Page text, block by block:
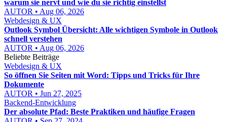
warum sie nervt und wie du sie richtig einstellst
AUTOR • Aug 06, 2026
Webdesign & UX
Outlook Symbol Übersicht: Alle wichtigen Symbole in Outlook
schnell verstehen
AUTOR • Aug 06, 2026
Beliebte Beiträge
Webdesign & UX
So öffnen Sie Seiten mit Word: Tipps und Tricks für Ihre
Dokumente
AUTOR • Jun 27, 2025
Backend-Entwicklung
Der absolute Pfad: Beste Praktiken und häufige Fragen